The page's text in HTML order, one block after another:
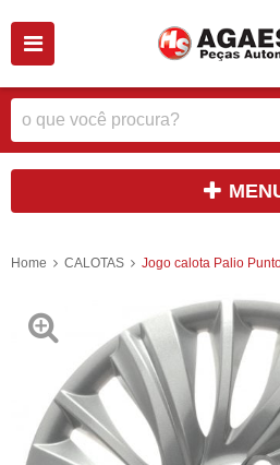
Home CALOTAS Jogo calota Palio